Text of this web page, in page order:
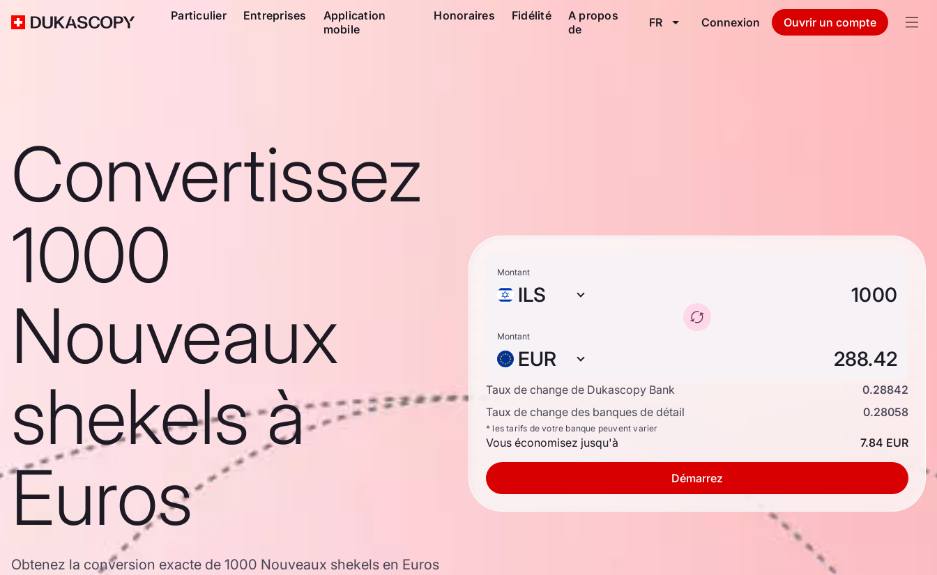
Particulier Entreprises
Application
mobile
Honoraires Fidélité
A propos
de
FR Connexion Ouvrir un compte
Convertissez
1000
Nouveaux
shekels à
Euros
Obtenez la conversion exacte de 1000 Nouveaux shekels en Euros
Montant
ILS
Montant
EUR
Taux de change de Dukascopy Bank
0.28842
Taux de change des banques de détail
0.28058
* les tarifs de votre banque peuvent varier
Vous économisez jusqu'à 7.84 EUR
Démarrez